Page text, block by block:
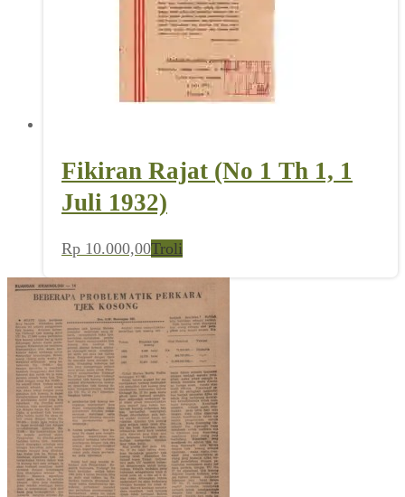
Fikiran Rajat (No 1 Th 1, 1
Juli 1932)
Rp 10.000,00Troli